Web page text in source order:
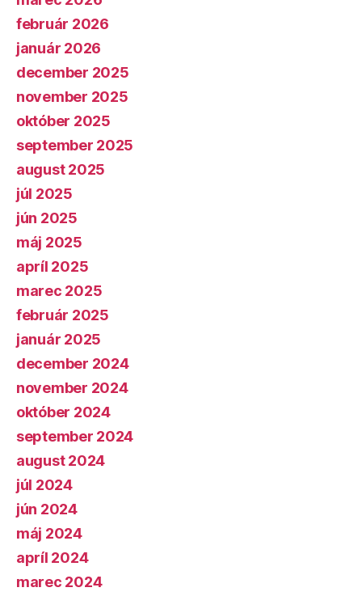
február 2026
január 2026
december 2025
november 2025
október 2025
september 2025
august 2025
júl 2025
jún 2025
máj 2025
apríl 2025
marec 2025
február 2025
január 2025
december 2024
november 2024
október 2024
september 2024
august 2024
júl 2024
jún 2024
máj 2024
apríl 2024
marec 2024